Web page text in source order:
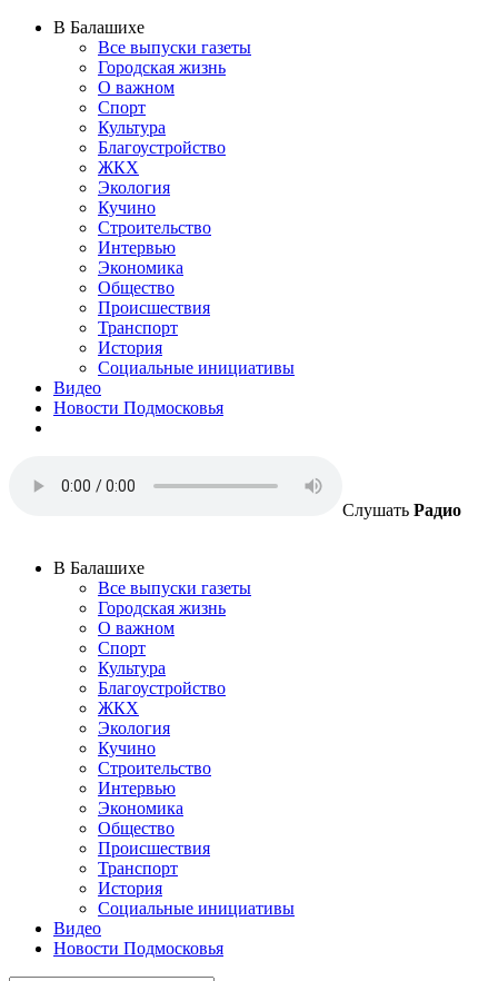
В Балашихе
Все выпуски газеты
Городская жизнь
О важном
Спорт
Культура
Благоустройство
ЖКХ
Экология
Кучино
Строительство
Интервью
Экономика
Общество
Происшествия
Транспорт
История
Социальные инициативы
Видео
Новости Подмосковья
Слушать Радио
В Балашихе
Все выпуски газеты
Городская жизнь
О важном
Спорт
Культура
Благоустройство
ЖКХ
Экология
Кучино
Строительство
Интервью
Экономика
Общество
Происшествия
Транспорт
История
Социальные инициативы
Видео
Новости Подмосковья